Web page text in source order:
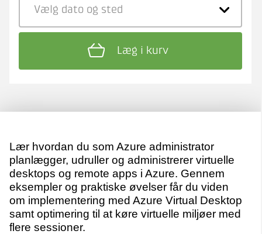
Vælg dato og sted
Læg i kurv
Lær hvordan du som Azure administrator
planlægger, udruller og administrerer virtuelle
desktops og remote apps i Azure. Gennem
eksempler og praktiske øvelser får du viden
om implementering med Azure Virtual Desktop
samt optimering til at køre virtuelle miljøer med
flere sessioner.